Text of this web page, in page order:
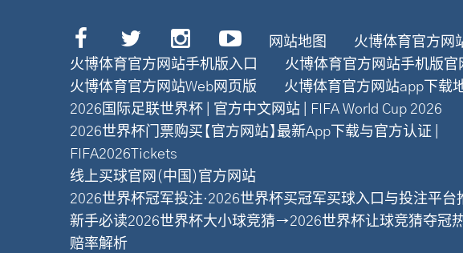
网站地图
火博体育官方网
火博体育官方网站手机版入口
火博体育官方网站手机版官
火博体育官方网站Web网页版
火博体育官方网站app下载
2026国际足联世界杯 | 官方中文网站 | FIFA World Cup 2026
2026世界杯门票购买【官方网站】最新App下载与官方认证 |
FIFA2026Tickets
线上买球官网(中国)官方网站
2026世界杯冠军投注·2026世界杯买冠军买球入口与投注平台
新手必读2026世界杯大小球竞猜→2026世界杯让球竞猜夺冠
赔率解析